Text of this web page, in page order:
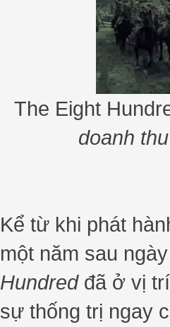
The Eight
doanh
Kể từ khi phát
một năm sau
Hundredđã ở vị trí
sự thống trị ngay